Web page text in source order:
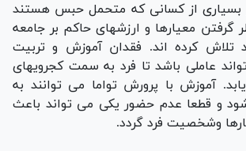
بسیاری از كسانی كه متحمل حبس هستند
گرفتن معیارها و ارزشهای حاكم بر جامعه
تلاش کرده اند. فقدان آموزش و تربیت
عاملی باشد تا فرد به سمت كجرویهای
آموزش با پرورش تواما می توانند به
شود و قطعا عدم حضور یكی می تواند باعث
وشخصیت فرد گردد.